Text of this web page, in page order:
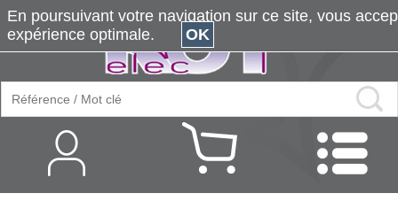
En poursuivant votre navigation sur ce site, vous
expérience optimale.
OK